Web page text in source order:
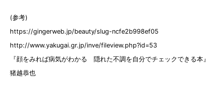
(参考)
https://gingerweb.jp/beauty/slug-ncfe2b998ef05
http://www.yakugai.gr.jp/inve/fileview.php?id=53
『顔をみれば病気がわかる 隠れた不調を自分でチェックできる本』
猪越恭也